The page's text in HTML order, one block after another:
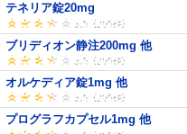
テネリア錠20mg
ブリディオン静注200mg 他
オルケディア錠1mg 他
プログラフカプセル1mg 他